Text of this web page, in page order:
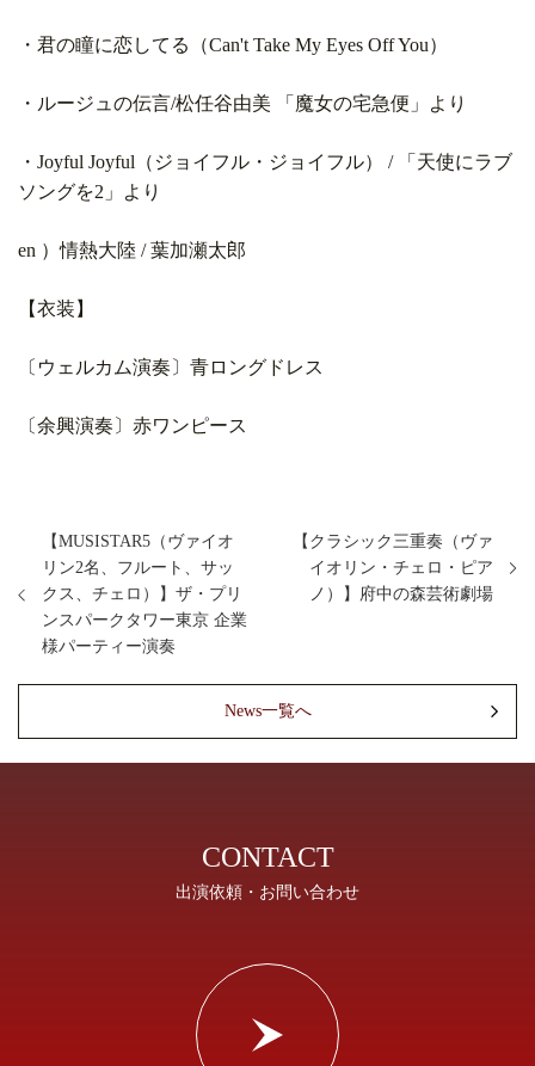
・君の瞳に恋してる（Can't Take My Eyes Off You）
・ルージュの伝言/松任谷由美 「魔女の宅急便」より
・Joyful Joyful（ジョイフル・ジョイフル） / 「天使にラブ
ソングを2」より
en ）情熱大陸 / 葉加瀬太郎
【衣装】
〔ウェルカム演奏〕青ロングドレス
〔余興演奏〕赤ワンピース
【MUSISTAR5（ヴァイオ
リン2名、フルート、サッ
クス、チェロ）】ザ・プリ
ンスパークタワー東京 企業
様パーティー演奏
【クラシック三重奏（ヴァ
イオリン・チェロ・ピア
ノ）】府中の森芸術劇場
News一覧へ
CONTACT
出演依頼・お問い合わせ